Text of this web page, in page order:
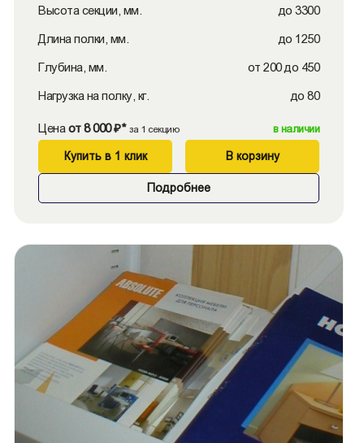
Высота секции, мм. до 3300
Длина полки, мм. до 1250
Глубина, мм. от 200 до 450
Нагрузка на полку, кг. до 80
Цена от 8 000 ₽* за 1 секцию в наличии
Купить в 1 клик В корзину
Подробнее